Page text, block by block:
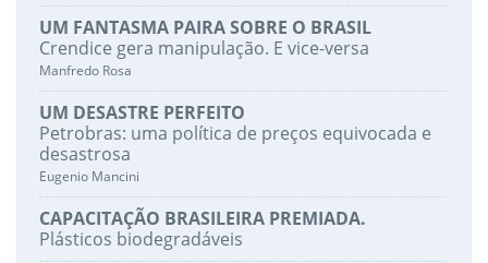
UM FANTASMA PAIRA SOBRE O BRASIL
Crendice gera manipulação. E vice-versa
Manfredo Rosa
UM DESASTRE PERFEITO
Petrobras: uma política de preços equivocada e
desastrosa
Eugenio Mancini
CAPACITAÇÃO BRASILEIRA PREMIADA.
Plásticos biodegradáveis